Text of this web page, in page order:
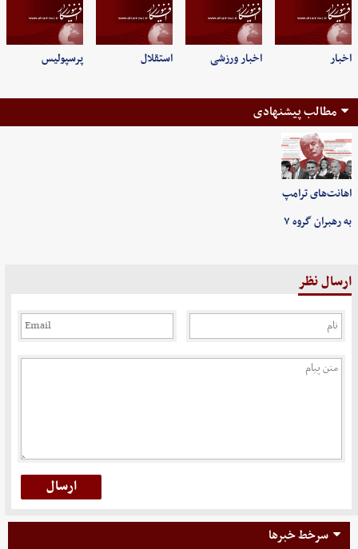
اخبار اخبار ورزشی استقلال پرسپولیس
مطالب پیشنهادی
اهانت‌های ترامپ
به رهبران گروه ۷
ارسال نظر
سرخط خبرها